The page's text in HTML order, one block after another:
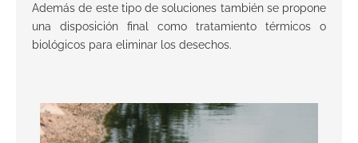
Además de este tipo de soluciones también se propone
una disposición final como tratamiento térmicos o
biológicos para eliminar los desechos.